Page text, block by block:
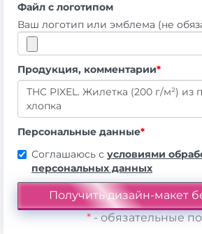
Файл с логотипом
Ваш логотип или эмблема (не
Продукция, комментарии*
Персональные данные*
Соглашаюсь с условиями
персональных данных
*- обязательные